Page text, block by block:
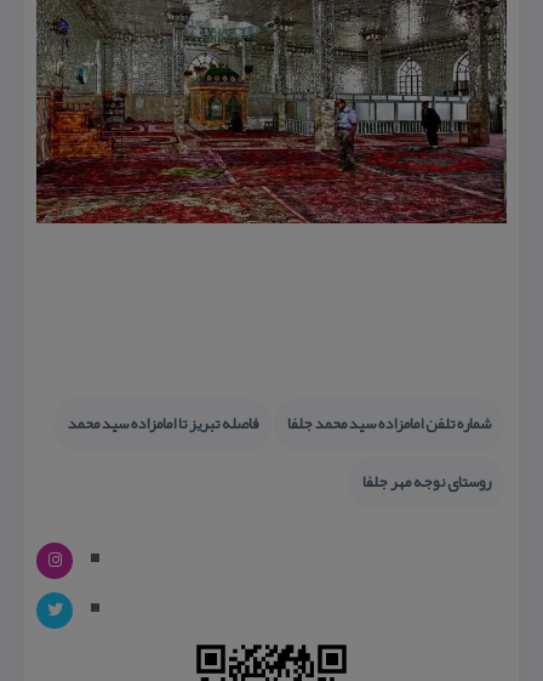
شماره تلفن امامزاده سید محمد جلفا
فاصله تبریز تا امامزاده سید محمد
روستای نوجه مهر جلفا